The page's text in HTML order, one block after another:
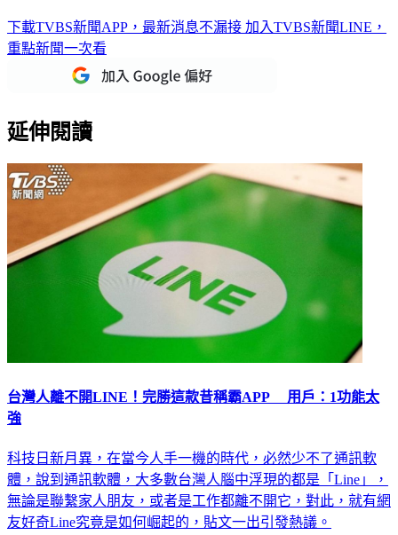
下載TVBS新聞APP，最新消息不漏接 加入TVBS新聞LINE，
重點新聞一次看
延伸閱讀
台灣人離不開LINE！完勝這款昔稱霸APP 用戶：1功能太
強
科技日新月異，在當今人手一機的時代，必然少不了通訊軟
體，說到通訊軟體，大多數台灣人腦中浮現的都是「Line」，
無論是聯繫家人朋友，或者是工作都離不開它，對此，就有網
友好奇Line究竟是如何崛起的，貼文一出引發熱議。